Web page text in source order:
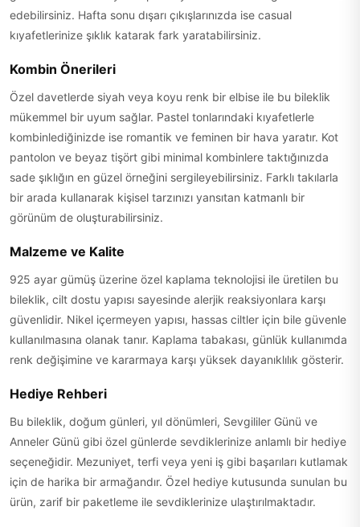
edebilirsiniz. Hafta sonu dışarı çıkışlarınızda ise casual
kıyafetlerinize şıklık katarak fark yaratabilirsiniz.
Kombin Önerileri
Özel davetlerde siyah veya koyu renk bir elbise ile bu bileklik
mükemmel bir uyum sağlar. Pastel tonlarındaki kıyafetlerle
kombinlediğinizde ise romantik ve feminen bir hava yaratır. Kot
pantolon ve beyaz tişört gibi minimal kombinlere taktığınızda
sade şıklığın en güzel örneğini sergileyebilirsiniz. Farklı takılarla
bir arada kullanarak kişisel tarzınızı yansıtan katmanlı bir
görünüm de oluşturabilirsiniz.
Malzeme ve Kalite
925 ayar gümüş üzerine özel kaplama teknolojisi ile üretilen bu
bileklik, cilt dostu yapısı sayesinde alerjik reaksiyonlara karşı
güvenlidir. Nikel içermeyen yapısı, hassas ciltler için bile güvenle
kullanılmasına olanak tanır. Kaplama tabakası, günlük kullanımda
renk değişimine ve kararmaya karşı yüksek dayanıklılık gösterir.
Hediye Rehberi
Bu bileklik, doğum günleri, yıl dönümleri, Sevgililer Günü ve
Anneler Günü gibi özel günlerde sevdiklerinize anlamlı bir hediye
seçeneğidir. Mezuniyet, terfi veya yeni iş gibi başarıları kutlamak
için de harika bir armağandır. Özel hediye kutusunda sunulan bu
ürün, zarif bir paketleme ile sevdiklerinize ulaştırılmaktadır.